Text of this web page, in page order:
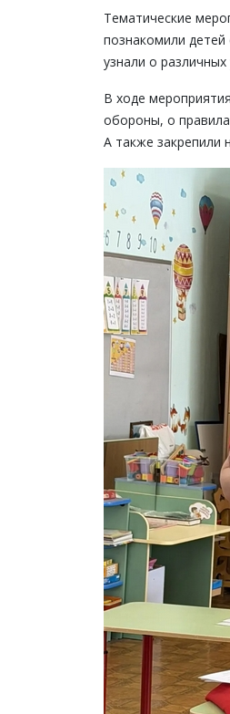
Тематические
познакомили детей
узнали о
В ходе
обороны, о
А также закрепили